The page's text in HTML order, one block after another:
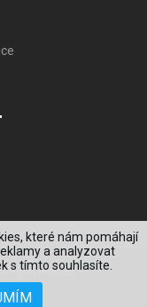
které nám pomáhají
a analyzovat
s tímto souhlasíte.
Rights Reserved.